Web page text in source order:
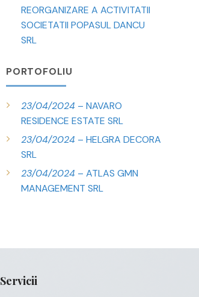
REORGANIZARE A ACTIVITATII
SOCIETATII POPASUL DANCU
SRL
PORTOFOLIU
23/04/2024 – NAVARO
RESIDENCE ESTATE SRL
23/04/2024 – HELGRA DECORA
SRL
23/04/2024 – ATLAS GMN
MANAGEMENT SRL
Servicii